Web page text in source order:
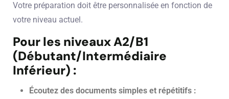
Votre préparation doit être personnalisée en fonction de
votre niveau actuel.
Pour les niveaux A2/B1
(Débutant/Intermédiaire
Inférieur) :
Écoutez des documents simples et répétitifs :